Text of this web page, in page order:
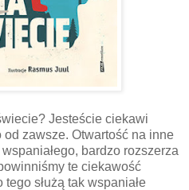
Jesteście ciekawi
od zawsze. Otwartość na inne
bardzo rozszerza
te ciekawość
służą tak wspaniałe